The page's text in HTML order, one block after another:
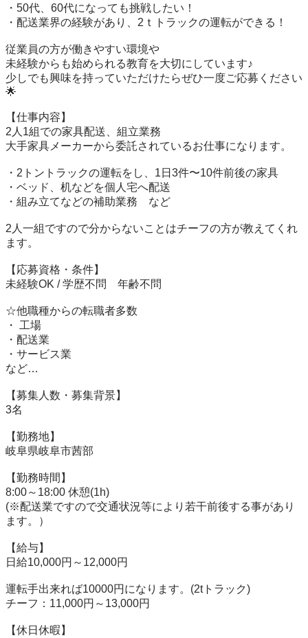
・50代、60代になっても挑戦したい！
・配送業界の経験があり、2ｔトラックの運転ができる！
従業員の方が働きやすい環境や
未経験からも始められる教育を大切にしています♪
少しでも興味を持っていただけたらぜひ一度ご応募ください
🌟
【仕事内容】
2人1組での家具配送、組立業務
大手家具メーカーから委託されているお仕事になります。
・2トントラックの運転をし、1日3件〜10件前後の家具
・ベッド、机などを個人宅へ配送
・組み立てなどの補助業務　など
2人一組ですので分からないことはチーフの方が教えてくれ
ます。
【応募資格・条件】
未経験OK / 学歴不問　年齢不問
☆他職種からの転職者多数
・ 工場
・配送業
・サービス業
など…
【募集人数・募集背景】
3名
【勤務地】
岐阜県岐阜市茜部
【勤務時間】
8:00～18:00 休憩(1h)
(※配送業ですので交通状況等により若干前後する事があり
ます。）
【給与】
日給10,000円～12,000円
運転手出来れば10000円になります。(2tトラック)
チーフ：11,000円～13,000円
【休日休暇】